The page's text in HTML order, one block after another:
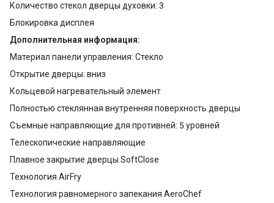
Количество стекол дверцы духовки: 3
Блокировка дисплея
Дополнительная информация:
Материал панели управления: Стекло
Открытие дверцы: вниз
Кольцевой нагревательный элемент
Полностью стеклянная внутренняя поверхность дверцы
Съемные направляющие для противней: 5 уровней
Телескопические направляющие
Плавное закрытие дверцы SoftClose
Технология AirFry
Технология равномерного запекания AeroChef